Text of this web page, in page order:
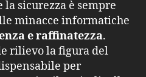
la sicurezza è sempre
minacce informatiche
e raffinatezza.
rilievo la figura del
per